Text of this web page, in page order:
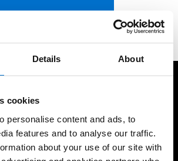
Details About
cookies
personalise content and ads, to
features and to analyse our traffic.
about your use of our site with
de nuestros clientes